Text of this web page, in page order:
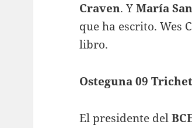
Craven. YMaría
que ha escrito. Wes
libro.
Osteguna 09 Trichet
El presidente del